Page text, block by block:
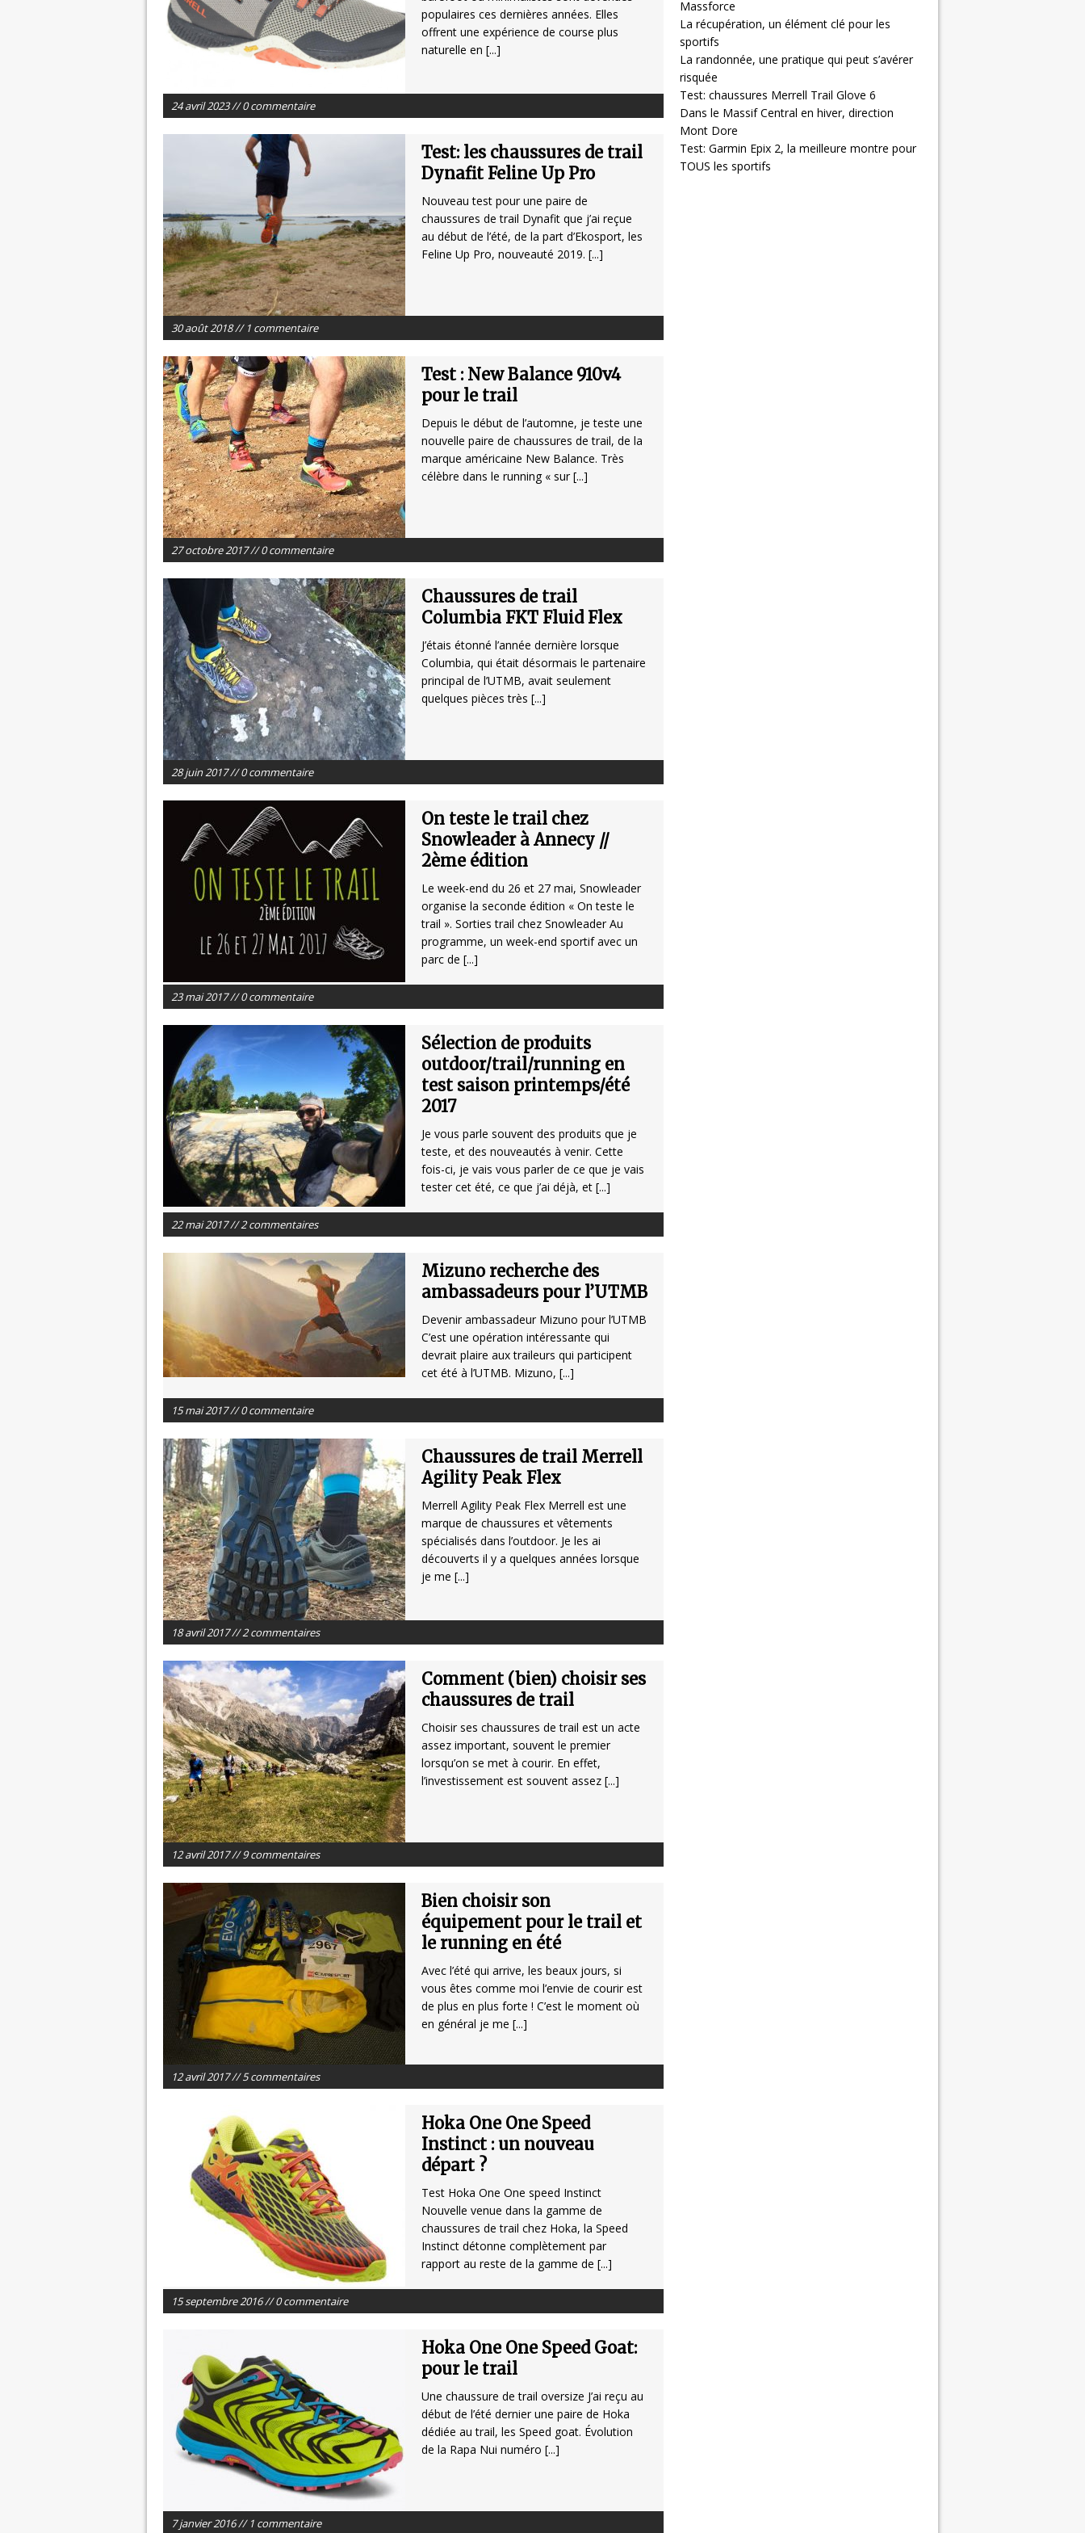
populaires ces dernières années. Elles
offrent une expérience de course plus
naturelle en [...]
24 avril 2023 // 0 commentaire
Test: les chaussures de trail
Dynafit Feline Up Pro
Nouveau test pour une paire de
chaussures de trail Dynafit que j’ai reçue
au début de l’été, de la part d’Ekosport, les
Feline Up Pro, nouveauté 2019. [...]
30 août 2018 // 1 commentaire
Test : New Balance 910v4
pour le trail
Depuis le début de l’automne, je teste une
nouvelle paire de chaussures de trail, de la
marque américaine New Balance. Très
célèbre dans le running « sur[...]
27 octobre 2017 // 0 commentaire
Chaussures de trail
Columbia FKT Fluid Flex
J’étais étonné l’année dernière lorsque
Columbia, qui était désormais le partenaire
principal de l’UTMB, avait seulement
quelques pièces très [...]
28 juin 2017 // 0 commentaire
On teste le trail chez
Snowleader à Annecy //
2ème édition
Le week-end du 26 et 27 mai, Snowleader
organise la seconde édition « On teste le
trail ». Sorties trail chez Snowleader Au
programme, un week-end sportif avec un
parc de [...]
23 mai 2017 // 0 commentaire
Sélection de produits
outdoor/trail/running en
test saison printemps/été
2017
Je vous parle souvent des produits que je
teste, et des nouveautés à venir. Cette
fois-ci, je vais vous parler de ce que je vais
tester cet été, ce que j’ai déjà, et [...]
22 mai 2017 // 2 commentaires
Mizuno recherche des
ambassadeurs pour l’UTMB
Devenir ambassadeur Mizuno pour l’UTMB
C’est une opération intéressante qui
devrait plaire aux traileurs qui participent
cet été à l’UTMB. Mizuno, [...]
15 mai 2017 // 0 commentaire
Chaussures de trail Merrell
Agility Peak Flex
Merrell Agility Peak Flex Merrell est une
marque de chaussures et vêtements
spécialisés dans l’outdoor. Je les ai
découverts il y a quelques années lorsque
je me [...]
18 avril 2017 // 2 commentaires
Comment (bien) choisir ses
chaussures de trail
Choisir ses chaussures de trail est un acte
assez important, souvent le premier
lorsqu’on se met à courir. En effet,
l’investissement est souvent assez [...]
12 avril 2017 // 9 commentaires
Bien choisir son
équipement pour le trail et
le running en été
Avec l’été qui arrive, les beaux jours, si
vous êtes comme moi l’envie de courir est
de plus en plus forte ! C’est le moment où
en général je me [...]
12 avril 2017 // 5 commentaires
Hoka One One Speed
Instinct : un nouveau
départ ?
Test Hoka One One speed Instinct
Nouvelle venue dans la gamme de
chaussures de trail chez Hoka, la Speed
Instinct détonne complètement par
rapport au reste de la gamme de [...]
15 septembre 2016 // 0 commentaire
Hoka One One Speed Goat:
pour le trail
Une chaussure de trail oversize J’ai reçu au
début de l’été dernier une paire de Hoka
dédiée au trail, les Speed goat. Évolution
de la Rapa Nui numéro [...]
7 janvier 2016 // 1 commentaire
Massforce
La récupération, un élément clé pour les
sportifs
La randonnée, une pratique qui peut s’avérer
risquée
Test: chaussures Merrell Trail Glove 6
Dans le Massif Central en hiver, direction
Mont Dore
Test: Garmin Epix 2, la meilleure montre pour
TOUS les sportifs